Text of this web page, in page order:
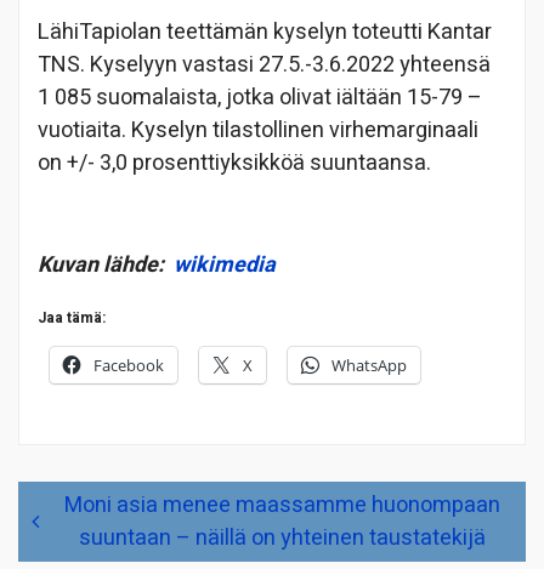
LähiTapiolan teettämän kyselyn toteutti Kantar
TNS. Kyselyyn vastasi 27.5.-3.6.2022 yhteensä
1 085 suomalaista, jotka olivat iältään 15-79 –
vuotiaita. Kyselyn tilastollinen virhemarginaali
on +/- 3,0 prosenttiyksikköä suuntaansa.
Kuvan lähde: wikimedia
Jaa tämä:
Facebook X WhatsApp
Artikkelien
selausMoni asia menee maassamme huonompaan
suuntaan – näillä on yhteinen taustatekijä